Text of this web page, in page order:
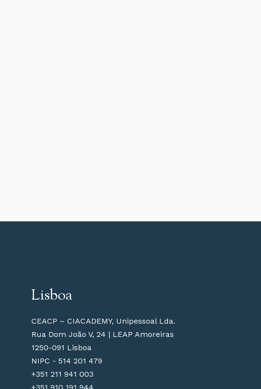
Lisboa
CEACP – CIACADEMY, Unipessoal Lda.
Rua Dom João V, 24 | LEAP Amoreiras
1250-091 Lisboa
NIPC - 514 201 479
+351 211 941 003
+351 910 191 944